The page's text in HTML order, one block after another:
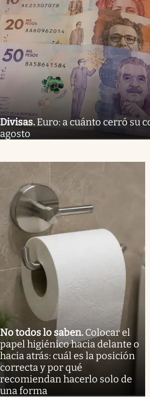
Divisas. Euro: a cuánto cerró su
agosto
No todos lo saben. Colocar el
papel higiénico hacia delante o
hacia atrás: cuál es la posición
correcta y por qué
recomiendan hacerlo solo de
una forma